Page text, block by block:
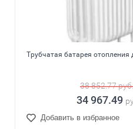
Трубчатая батарея
38 852.77руб.
34 967.49
Добавить в избранное